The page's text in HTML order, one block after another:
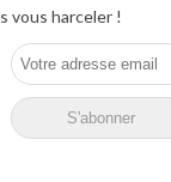
vous harceler !